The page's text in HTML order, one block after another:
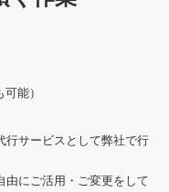
能）
行サービスとして弊社で行
由にご活用・ご変更をして